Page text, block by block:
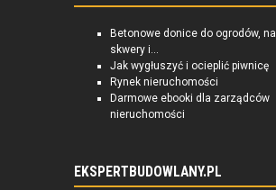
Betonowe donice do ogrodów, na
skwery i...
Jak wygłuszyć i ocieplić piwnicę
Rynek nieruchomości
Darmowe ebooki dla zarządców
nieruchomości
EKSPERTBUDOWLANY.PL